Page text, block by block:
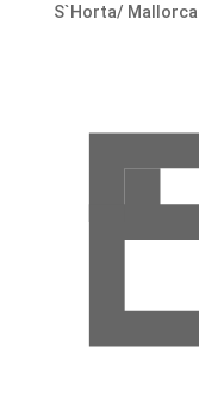
S`Horta/ Mallorca